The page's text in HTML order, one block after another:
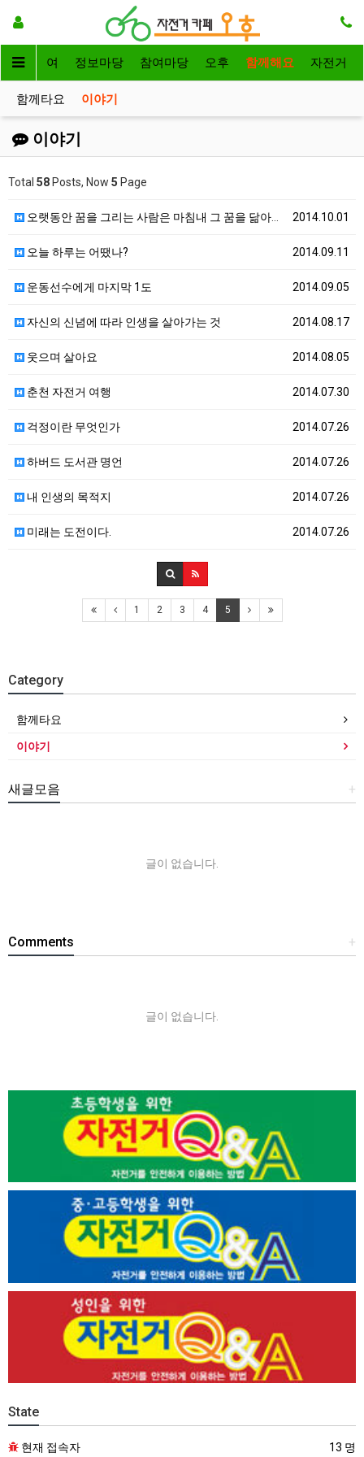
전거대여 정보마당 참여마당 오후 함께해요 자전거
함께타요 이야기
이야기
Total 58 Posts, Now 5 Page
2014.10.01
오랫동안 꿈을 그리는 사람은 마침내 그 꿈을 닮아간다.
2014.09.11
오늘 하루는 어땠나?
2014.09.05
운동선수에게 마지막 1도
2014.08.17
자신의 신념에 따라 인생을 살아가는 것
2014.08.05
웃으며 살아요
2014.07.30
춘천 자전거 여행
2014.07.26
걱정이란 무엇인가
2014.07.26
하버드 도서관 명언
2014.07.26
내 인생의 목적지
2014.07.26
미래는 도전이다.
1 2 3 4 5
Category
함께타요
이야기
+
새글모음
글이 없습니다.
+
Comments
글이 없습니다.
State
현재 접속자 13 명